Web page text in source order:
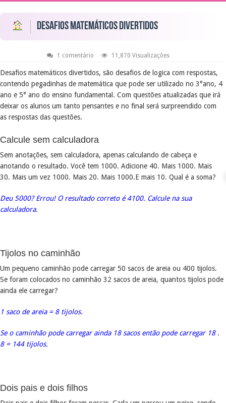
Desafios matemáticos divertidos
1 comentário 11,870 Visualizações
Desafios matemáticos divertidos, são desafios de logica com respostas,
contendo pegadinhas de matemática que pode ser utilizado no 3°ano, 4
ano e 5° ano do ensino fundamental. Com questões atualizadas que irá
deixar os alunos um tanto pensantes e no final será surpreendido com
as respostas das questões.
Calcule sem calculadora
Sem anotações, sem calculadora, apenas calculando de cabeça e
anotando o resultado. Você tem 1000. Adicione 40. Mais 1000. Mais
30. Mais um vez 1000. Mais 20. Mais 1000.E mais 10. Qual é a soma?
Deu 5000? Errou! O resultado correto é 4100. Calcule na sua
calculadora.
Tijolos no caminhão
Um pequeno caminhão pode carregar 50 sacos de areia ou 400 tijolos.
Se foram colocados no caminhão 32 sacos de areia, quantos tijolos pode
ainda ele carregar?
1 saco de areia = 8 tijolos.
Se o caminhão pode carregar ainda 18 sacos então pode carregar 18 .
8 = 144 tijolos.
Dois pais e dois filhos